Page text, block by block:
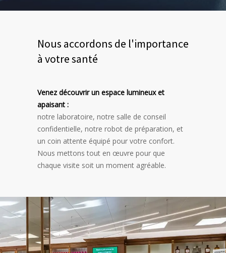
Nous accordons de l'importance
à votre santé
Venez découvrir un espace lumineux et
apaisant :
notre laboratoire, notre salle de conseil
confidentielle, notre robot de préparation, et
un coin attente équipé pour votre confort.
Nous mettons tout en œuvre pour que
chaque visite soit un moment agréable.